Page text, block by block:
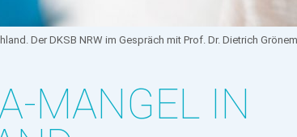
Der DKSB NRW im Gespräch mit Prof. Dr. Dietrich
MANGEL IN